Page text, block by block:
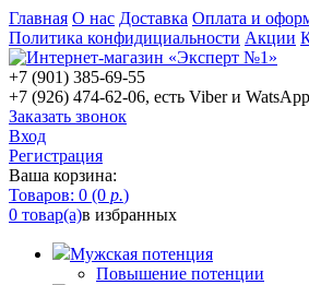
Главная О нас Доставка Оплата и
Политика конфидициальности Акции
+7 (901) 385-69-55
+7 (926) 474-62-06, есть Viber и
Заказать звонок
Вход
Регистрация
Ваша корзина:
Товаров: 0 (0 р.)
0 товар(а)в избранных
Мужская потенция
Повышение потенции